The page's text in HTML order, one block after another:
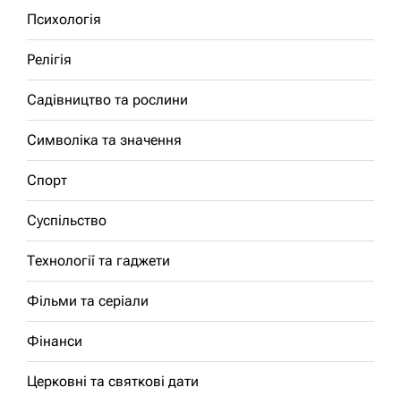
Психологія
Релігія
Садівництво та рослини
Символіка та значення
Спорт
Суспільство
Технології та гаджети
Фільми та серіали
Фінанси
Церковні та святкові дати